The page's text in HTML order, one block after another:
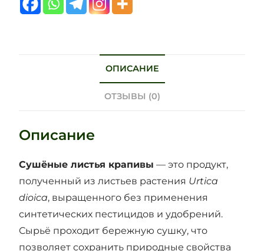
ОПИСАНИЕ
ОТЗЫВЫ (0)
Описание
Сушёные листья крапивы — это продукт,
полученный из листьев растения Urtica
dioica, выращенного без применения
синтетических пестицидов и удобрений.
Сырьё проходит бережную сушку, что
позволяет сохранить природные свойства